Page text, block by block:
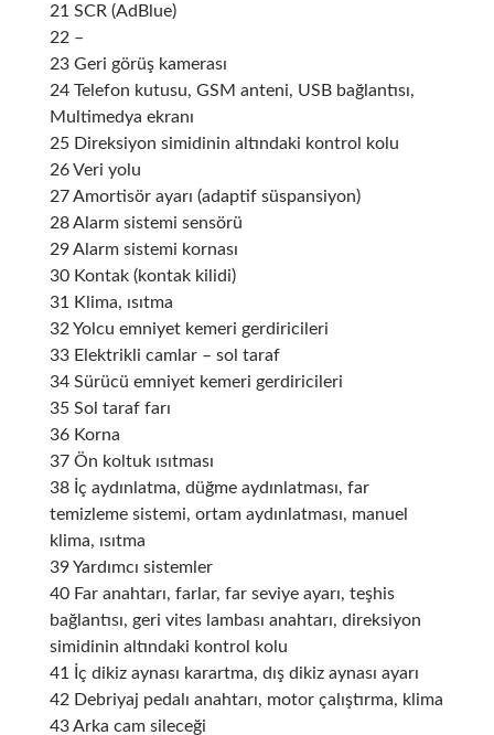
21 SCR (AdBlue)
22 –
23 Geri görüş kamerası
24 Telefon kutusu, GSM anteni, USB bağlantısı,
Multimedya ekranı
25 Direksiyon simidinin altındaki kontrol kolu
26 Veri yolu
27 Amortisör ayarı (adaptif süspansiyon)
28 Alarm sistemi sensörü
29 Alarm sistemi kornası
30 Kontak (kontak kilidi)
31 Klima, ısıtma
32 Yolcu emniyet kemeri gerdiricileri
33 Elektrikli camlar – sol taraf
34 Sürücü emniyet kemeri gerdiricileri
35 Sol taraf farı
36 Korna
37 Ön koltuk ısıtması
38 İç aydınlatma, düğme aydınlatması, far
temizleme sistemi, ortam aydınlatması, manuel
klima, ısıtma
39 Yardımcı sistemler
40 Far anahtarı, farlar, far seviye ayarı, teşhis
bağlantısı, geri vites lambası anahtarı, direksiyon
simidinin altındaki kontrol kolu
41 İç dikiz aynası karartma, dış dikiz aynası ayarı
42 Debriyaj pedalı anahtarı, motor çalıştırma, klima
43 Arka cam sileceği